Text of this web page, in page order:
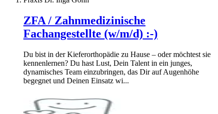
ZFA / Zahnmedizinische
Fachangestellte (w/m/d) :-)
Du bist in der Kieferorthopädie zu Hause – oder möchtest sie
kennenlernen? Du hast Lust, Dein Talent in ein junges,
dynamisches Team einzubringen, das Dir auf Augenhöhe
begegnet und Deinen Einsatz wi...